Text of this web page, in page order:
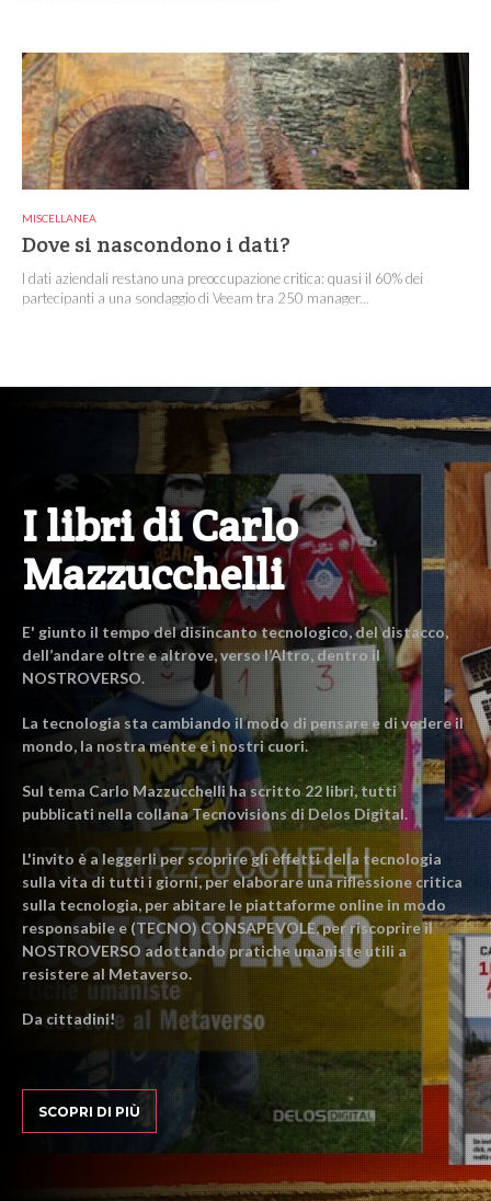
MISCELLANEA
Dove si nascondono i dati?
I dati aziendali restano una preoccupazione critica: quasi il 60% dei
partecipanti a una sondaggio di Veeam tra 250 manager...
I libri di Carlo
Mazzucchelli
E' giunto il tempo del disincanto tecnologico, del distacco,
dell’andare oltre e altrove, verso l’Altro, dentro il
NOSTROVERSO.
La tecnologia sta cambiando il modo di pensare e di vedere il
mondo, la nostra mente e i nostri cuori.
Sul tema Carlo Mazzucchelli ha scritto 22 libri, tutti
pubblicati nella collana Tecnovisions di Delos Digital.
L'invito è a leggerli per scoprire gli effetti della tecnologia
sulla vita di tutti i giorni, per elaborare una riflessione critica
sulla tecnologia, per abitare le piattaforme online in modo
responsabile e (TECNO) CONSAPEVOLE, per riscoprire il
NOSTROVERSO adottando pratiche umaniste utili a
resistere al Metaverso.
Da cittadini!
SCOPRI DI PIÙ